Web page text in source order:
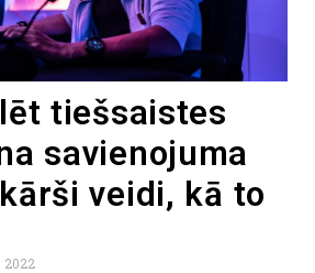
tiešsaistes
savienojuma
veidi, kā to
2022